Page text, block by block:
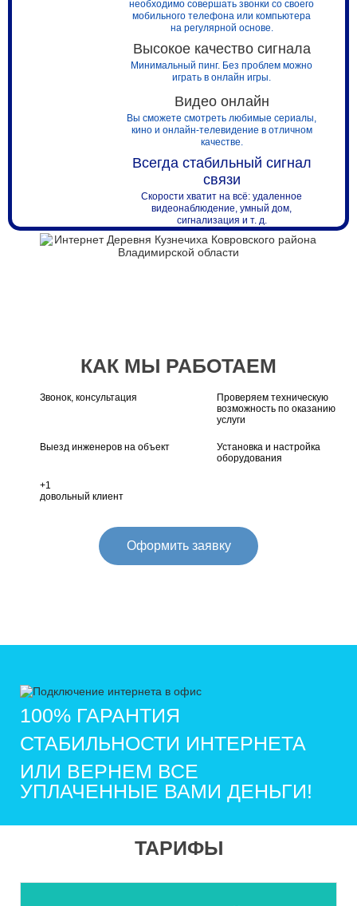
необходимо совершать звонки со своего
мобильного телефона или компьютера
на регулярной основе.
Высокое качество сигнала
Минимальный пинг. Без проблем можно
играть в онлайн игры.
Видео онлайн
Вы сможете смотреть любимые сериалы,
кино и онлайн-телевидение в отличном
качестве.
Всегда стабильный сигнал
связи
Скорости хватит на всё: удаленное
видеонаблюдение, умный дом,
сигнализация и т. д.
КАК МЫ РАБОТАЕМ
Звонок, консультация
Проверяем техническую
возможность по оказанию
услуги
Выезд инженеров на объект
Установка и настройка
оборудования
+1
довольный клиент
Оформить заявку
100% ГАРАНТИЯ
СТАБИЛЬНОСТИ ИНТЕРНЕТА
ИЛИ ВЕРНЕМ ВСЕ
УПЛАЧЕННЫЕ ВАМИ ДЕНЬГИ!
ТАРИФЫ